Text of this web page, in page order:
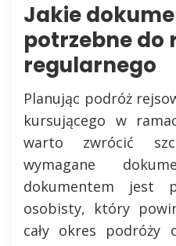
Jakie
potrzebne do
regularnego
Planując podróż
kursującego w
warto zwrócić
wymagane
dokumentem jest
osobisty, który
cały okres podróży